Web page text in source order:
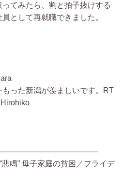
てみたら、割と拍子抜けする
として再就職できました。
った新潟が羨ましいです。RT
悲鳴” 母子家庭の貧困／フライデ